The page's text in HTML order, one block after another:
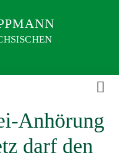
Anhörung
darf den